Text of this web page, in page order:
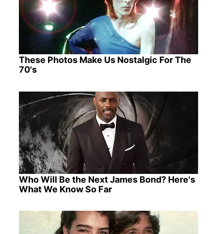
These Photos Make Us Nostalgic For The
70's
Who Will Be the Next James Bond? Here's
What We Know So Far